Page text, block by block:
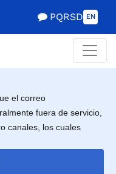
PQRSD EN
el correo
fuera de servicio,
canales, los cuales